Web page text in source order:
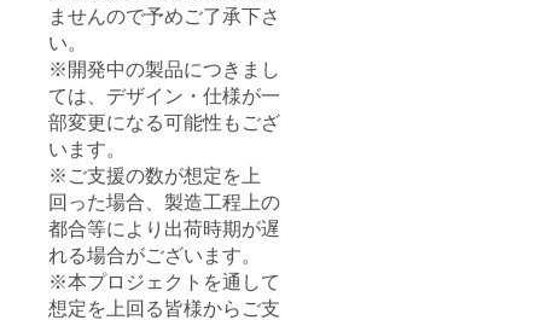
ませんので予めご了承下さ
い。
※開発中の製品につきまし
ては、デザイン・仕様が一
部変更になる可能性もござ
います。
※ご支援の数が想定を上
回った場合、製造工程上の
都合等により出荷時期が遅
れる場合がございます。
※本プロジェクトを通して
想定を上回る皆様からご支